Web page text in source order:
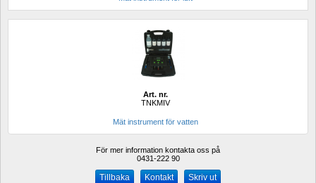
Art. nr.
TNKMIV
Mät instrument för vatten
För mer information kontakta oss på
0431-222 90
Kontakt Skriv ut